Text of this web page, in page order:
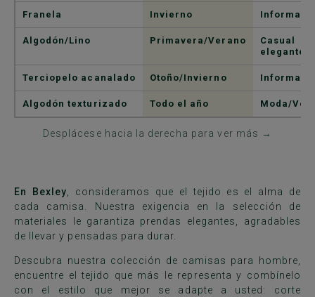
Franela Invierno Informal
Algodón/Lino Primavera/Verano
Casual
elegante
Terciopelo acanalado Otoño/Invierno Informal
Algodón texturizado Todo el año Moda/
Desplácese hacia la derecha para ver más →
En Bexley, consideramos que el tejido es el alma de
cada camisa. Nuestra exigencia en la selección de
materiales le garantiza prendas elegantes, agradables
de llevar y pensadas para durar.
Descubra nuestra colección de camisas para hombre,
encuentre el tejido que más le representa y combínelo
con el estilo que mejor se adapte a usted: corte